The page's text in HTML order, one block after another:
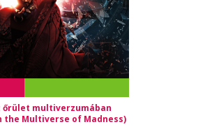
őrület multiverzumában
the Multiverse of Madness)